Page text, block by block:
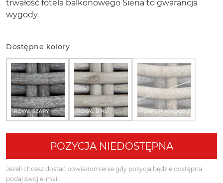
trwałość fotela balkonowego Siena to gwarancja
wygody.
Dostępne kolory
POZYCJA NIEDOSTĘPNA
Jeżeli chcesz dostać powiadomienie gdy pozycja będzie dostępna
podaj swój e-mail.